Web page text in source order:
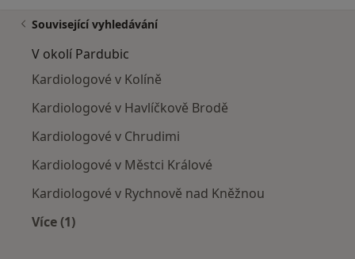
Související vyhledávání
V okolí Pardubic
Kardiologové v Kolíně
Kardiologové v Havlíčkově Brodě
Kardiologové v Chrudimi
Kardiologové v Městci Králové
Kardiologové v Rychnově nad Kněžnou
Více (1)